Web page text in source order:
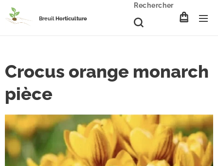
BreuilHorticulture
Rechercher
Crocus orange monarch
pièce